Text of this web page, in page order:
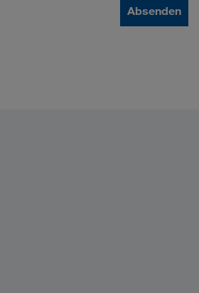
Absenden